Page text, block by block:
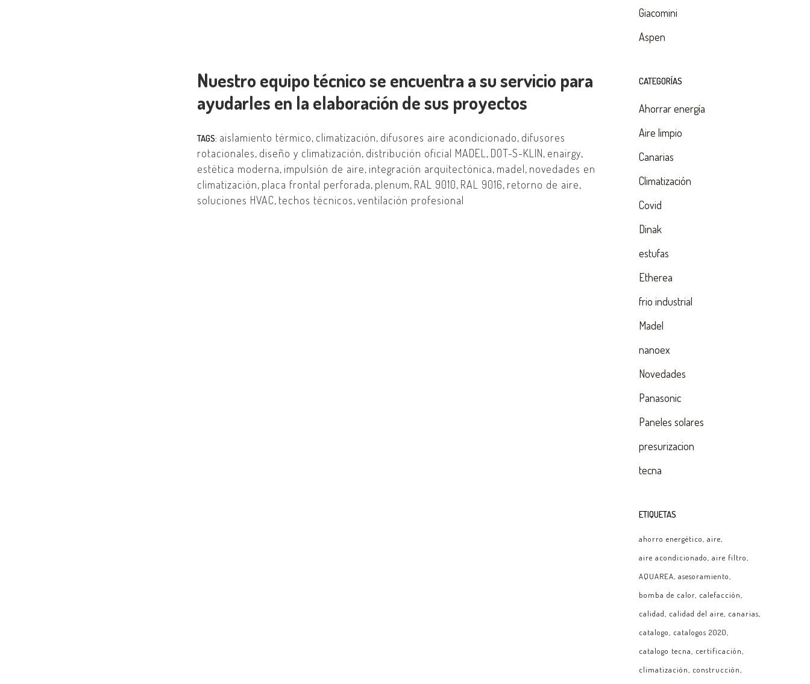
Nuestro equipo técnico se encuentra a su servicio para
ayudarles en la elaboración de sus proyectos
TAGS: aislamiento térmico, climatización, difusores aire acondicionado, difusores
rotacionales, diseño y climatización, distribución oficial MADEL , DOT-S-KLIN, enairgy,
estética moderna, impulsión de aire, integración arquitectónica, madel, novedades en
climatización, placa frontal perforada, plenum, RAL 9010, RAL 9016, retorno de aire,
soluciones HVAC, techos técnicos,ventilación profesional
Giacomini
Aspen
CATEGORÍAS
Ahorrar energía
Aire limpio
Canarias
Climatización
Covid
Dinak
estufas
Etherea
frio industrial
Madel
nanoex
Novedades
Panasonic
Paneles solares
presurizacion
tecna
ETIQUETAS
ahorro energético aire
aire acondicionado aire filtro
AQUAREA asesoramiento
bomba de calor calefacción
calidad
calidad del aire canarias
catalogo
catalogos 2020
catalogo tecna
certificación
climatización
construcción